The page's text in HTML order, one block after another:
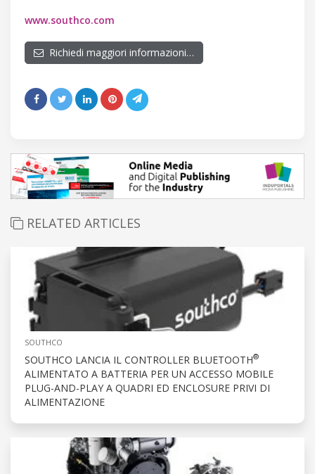
www.southco.com
Richiedi maggiori informazioni…
RELATED ARTICLES
SOUTHCO
SOUTHCO LANCIA IL CONTROLLER BLUETOOTH®
ALIMENTATO A BATTERIA PER UN ACCESSO MOBILE
PLUG-AND-PLAY A QUADRI ED ENCLOSURE PRIVI DI
ALIMENTAZIONE